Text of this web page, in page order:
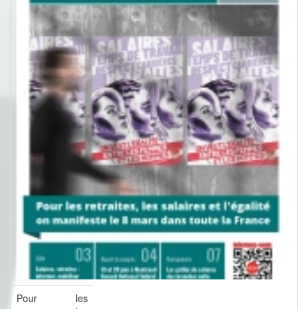
Pour les